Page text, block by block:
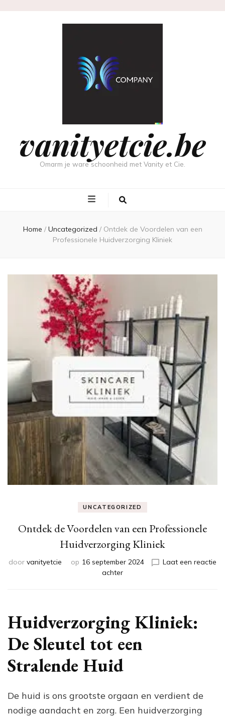
vanityetcie.be
Omarm je ware schoonheid met Vanity et Cie.
Home / Uncategorized / Ontdek de Voordelen van een
Professionele Huidverzorging Kliniek
UNCATEGORIZED
Ontdek de Voordelen van een Professionele
Huidverzorging Kliniek
door vanityetcie op 16 september 2024
Laat een reactie
achterop
een
Professionele
Huidverzorging
Huidverzorging Kliniek:
De Sleutel tot een
Stralende Huid
De huid is ons grootste orgaan en verdient de
nodige aandacht en zorg. Een huidverzorging